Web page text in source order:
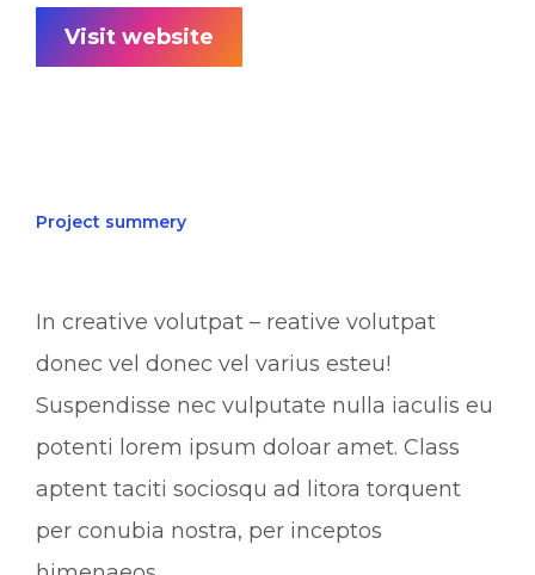
Visit website
Project summery
In creative volutpat – reative volutpat
donec vel donec vel varius esteu!
Suspendisse nec vulputate nulla iaculis eu
potenti lorem ipsum doloar amet. Class
aptent taciti sociosqu ad litora torquent
per conubia nostra, per inceptos